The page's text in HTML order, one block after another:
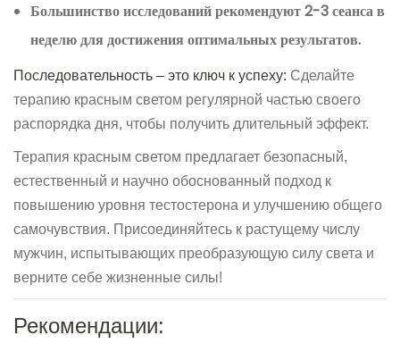
Большинство исследований рекомендуют 2-3 сеанса в
неделю для достижения оптимальных результатов.
Последовательность – это ключ к успеху: Сделайте
терапию красным светом регулярной частью своего
распорядка дня, чтобы получить длительный эффект.
Терапия красным светом предлагает безопасный,
естественный и научно обоснованный подход к
повышению уровня тестостерона и улучшению общего
самочувствия. Присоединяйтесь к растущему числу
мужчин, испытывающих преобразующую силу света и
верните себе жизненные силы!
Рекомендации: